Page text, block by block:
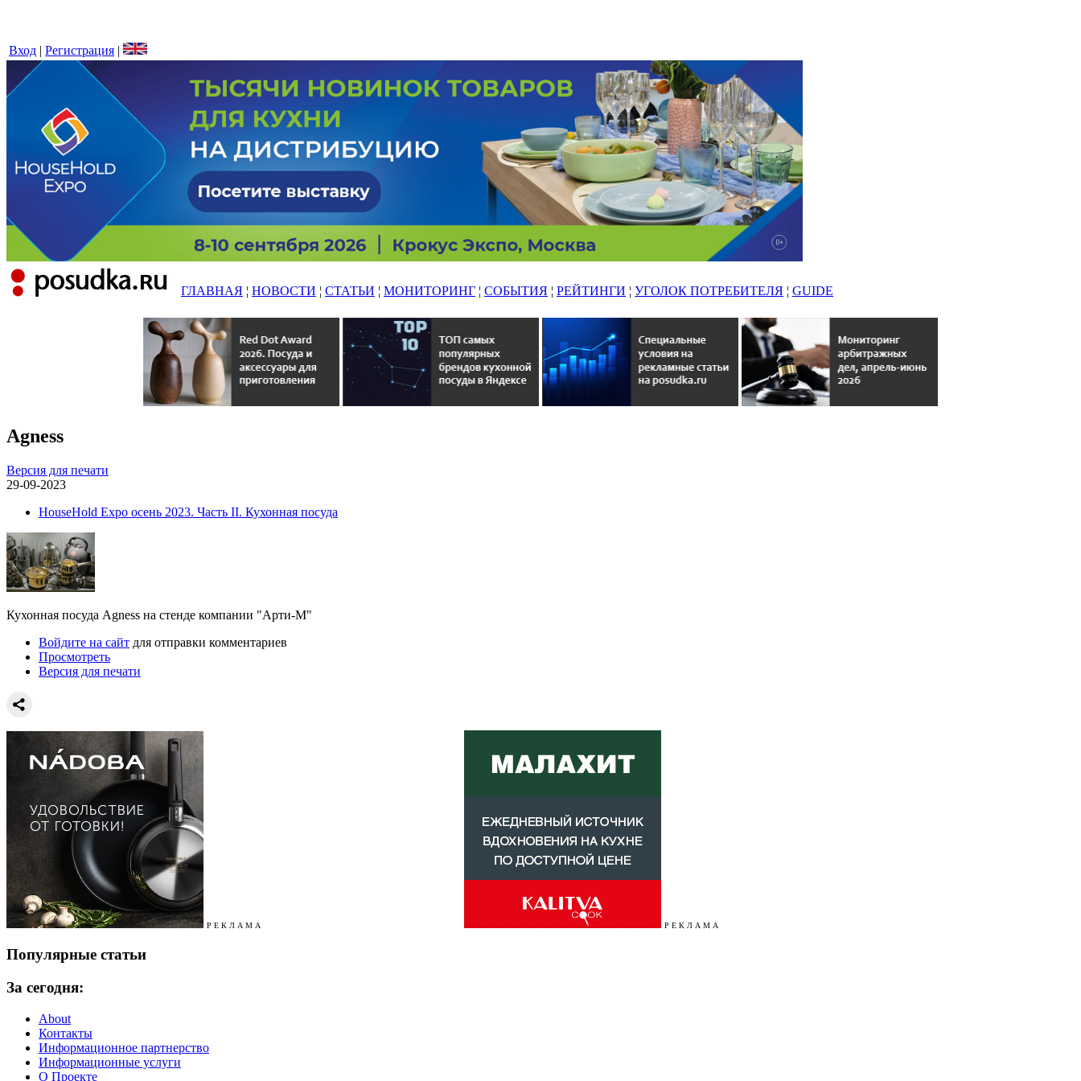
Вход | Регистрация |
ГЛАВНАЯ ¦ НОВОСТИ ¦ СТАТЬИ ¦ МОНИТОРИНГ ¦ СОБЫТИЯ ¦ РЕЙТИНГИ ¦ УГОЛОК ПОТРЕБИТЕЛЯ ¦ GUIDE
Agness
Версия для печати
29-09-2023
HouseHold Expo осень 2023. Часть II. Кухонная посуда
Кухонная посуда Agness на стенде компании "Арти-М"
Войдите на сайт для отправки комментариев
Просмотреть
Версия для печати
Р Е К Л А М А Р Е К Л А М А
Популярные статьи
За сегодня:
About
Контакты
Информационное партнерство
Информационные услуги
О Проекте